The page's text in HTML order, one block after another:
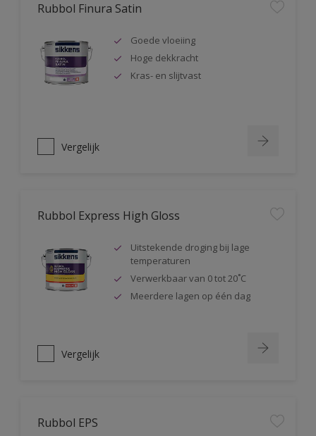
Rubbol Finura Satin
Goede vloeiing
Hoge dekkracht
Kras- en slijtvast
Vergelijk
Rubbol Express High Gloss
Uitstekende droging bij lage
temperaturen
Verwerkbaar van 0 tot 20˚C
Meerdere lagen op één dag
Vergelijk
Rubbol EPS